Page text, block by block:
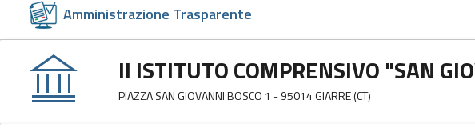
Amministrazione Trasparente
II ISTITUTO COMPRENSIVO "SAN
PIAZZA SAN GIOVANNI BOSCO 1 - 95014 GIARRE (CT)